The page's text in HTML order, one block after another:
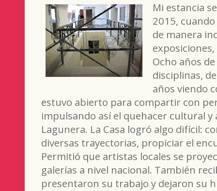
Mi estancia
2015,
de manera
Ocho años
disciplinas,
años viendo
estuvo abierto para compartir con
impulsando así el quehacer cultural y
Lagunera. La Casa logró algo difícil:
diversas trayectorias, propiciar el
Permitió que artistas locales se
galerías a nivel nacional. También
presentaron su trabajo y dejaron su